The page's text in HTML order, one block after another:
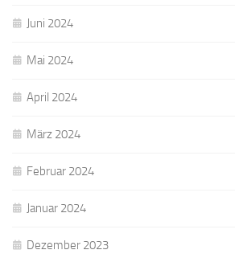
Juni 2024
Mai 2024
April 2024
März 2024
Februar 2024
Januar 2024
Dezember 2023